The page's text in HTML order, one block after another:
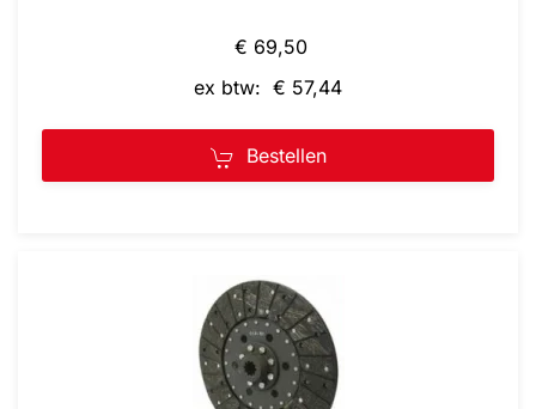
€ 69,50
ex btw: € 57,44
Bestellen